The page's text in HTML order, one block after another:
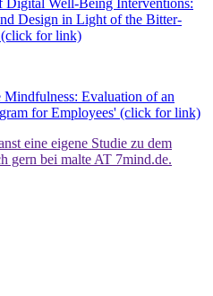
Digital Well-Being Interventions:
Design in Light of the Bitter-
(click for link)
Evaluation of an
for Employees' (click for link)
eine eigene Studie zu dem
gern bei malte AT 7mind.de.